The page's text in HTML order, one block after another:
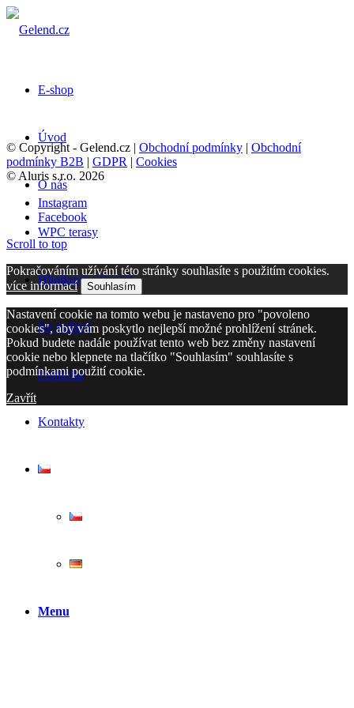
E-shop
Úvod
O nás
WPC terasy
Hliníkové oplocení
Ke stažení
Poptávka
Kontakty
Menu
© Copyright - Gelend.cz | Obchodní podmínky | Obchodní
podmínky B2B | GDPR | Cookies
© Aluris s.r.o. 2026
Instagram
Facebook
Scroll to top
Pokračováním užívání této stránky souhlasíte s použitím cookies.
více informací
Souhlasím
Nastavení cookie na tomto webu je nastaveno pro "povoleno
cookies", aby vám poskytlo nejlepší možné prohlížení stránek.
Pokud budete nadále používat tento web bez změny nastavení
cookie nebo klepnete na tlačítko "Souhlasím" souhlasíte s
podmínkami použití cookie.
Zavřít